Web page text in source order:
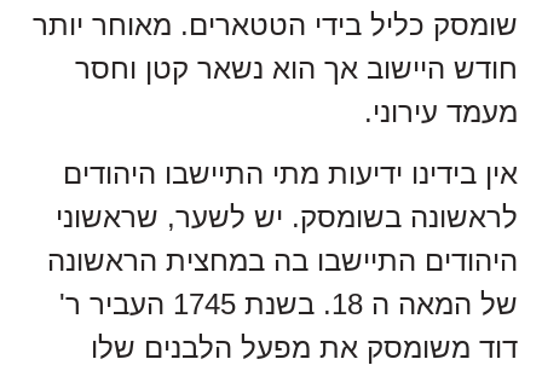
שומסק כליל בידי הטטארים. מאוחר יותר
חודש היישוב אך הוא נשאר קטן וחסר
מעמד עירוני.
אין בידינו ידיעות מתי התיישבו היהודים
לראשונה בשומסק. יש לשער, שראשוני
היהודים התיישבו בה במחצית הראשונה
של המאה ה 18. בשנת 1745 העביר ר'
דוד משומסק את מפעל הלבנים שלו